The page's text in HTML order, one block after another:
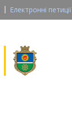
Електронні петиції